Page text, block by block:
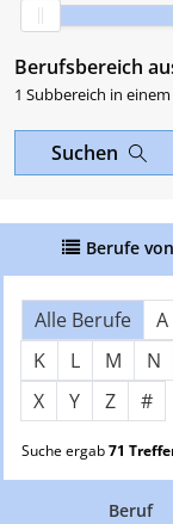
Berufsbereich
1 Subbereich in
Suchen
Berufe
Über Buchstaben
Alle Berufe A
K
L M N
X
Y Z #
Suche ergab71
Beruf